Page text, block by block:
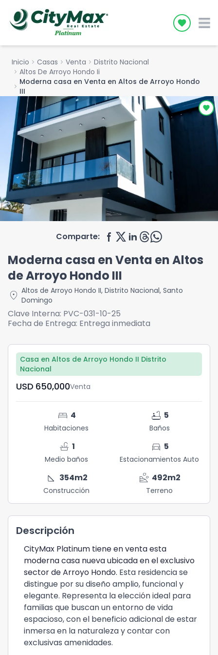
Icon
Inicio chevron_right Casas chevron_right Venta chevron_right Distrito Nacional
chevron_right Altos De Arroyo Hondo Ii
chevron_right Moderna casa en Venta en Altos de Arroyo Hondo
III
Comparte:
Moderna casa en Venta en Altos
de Arroyo Hondo III
location_on Altos de Arroyo Hondo II, Distrito Nacional, Santo
Domingo
Clave Interna: PVC-031-10-25
Fecha de Entrega: Entrega inmediata
Casa en Altos de Arroyo Hondo II Distrito
Nacional
USD	650,000Venta
bed 4
Habitaciones
bathtub 5
Baños
faucet 1
Medio baños
directions_car 5
Estacionamientos Auto
square_foot 354m2
Construcción
landslide 492m2
Terreno
Descripción
CityMax Platinum tiene en venta esta
moderna casa nueva ubicada en el exclusivo
sector de Arroyo Hondo. Esta residencia se
distingue por su diseño amplio, funcional y
elegante. Representa la elección ideal para
familias que buscan un entorno de vida
espacioso, con el beneficio adicional de estar
inmersa en la naturaleza y contar con
exclusivas amenidades.